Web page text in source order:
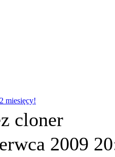
miesięcy!
cloner
2009